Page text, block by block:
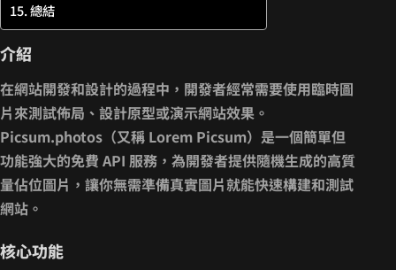
總結
介紹
在網站開發和設計的過程中，開發者經常需要使用臨時圖
片來測試佈局、設計原型或演示網站效果。
Picsum.photos （又稱 Lorem Picsum）是一個簡單但
功能強大的免費 API 服務，為開發者提供隨機生成的高質
量佔位圖片，讓你無需準備真實圖片就能快速構建和測試
網站。
核心功能